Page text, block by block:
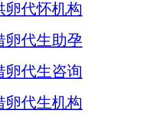
卵代怀机构
卵代生助孕
卵代生咨询
卵代生机构